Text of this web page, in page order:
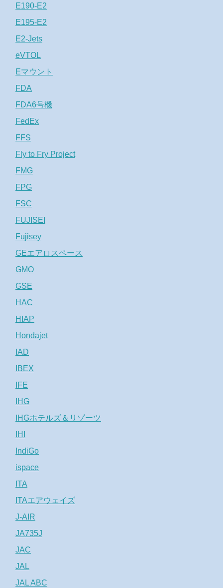
E190-E2
E195-E2
E2-Jets
eVTOL
Eマウント
FDA
FDA6号機
FedEx
FFS
Fly to Fry Project
FMG
FPG
FSC
FUJISEI
Fujisey
GEエアロスペース
GMO
GSE
HAC
HIAP
Hondajet
IAD
IBEX
IFE
IHG
IHGホテルズ＆リゾーツ
IHI
IndiGo
ispace
ITA
ITAエアウェイズ
J-AIR
JA735J
JAC
JAL
JAL ABC